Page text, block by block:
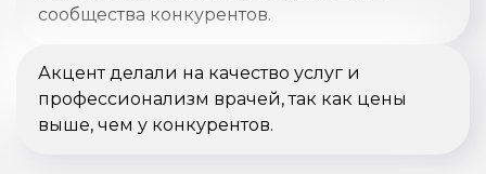
сообщества конкурентов.
Акцент делали на качество услуг и
профессионализм врачей, так как цены
выше, чем у конкурентов.